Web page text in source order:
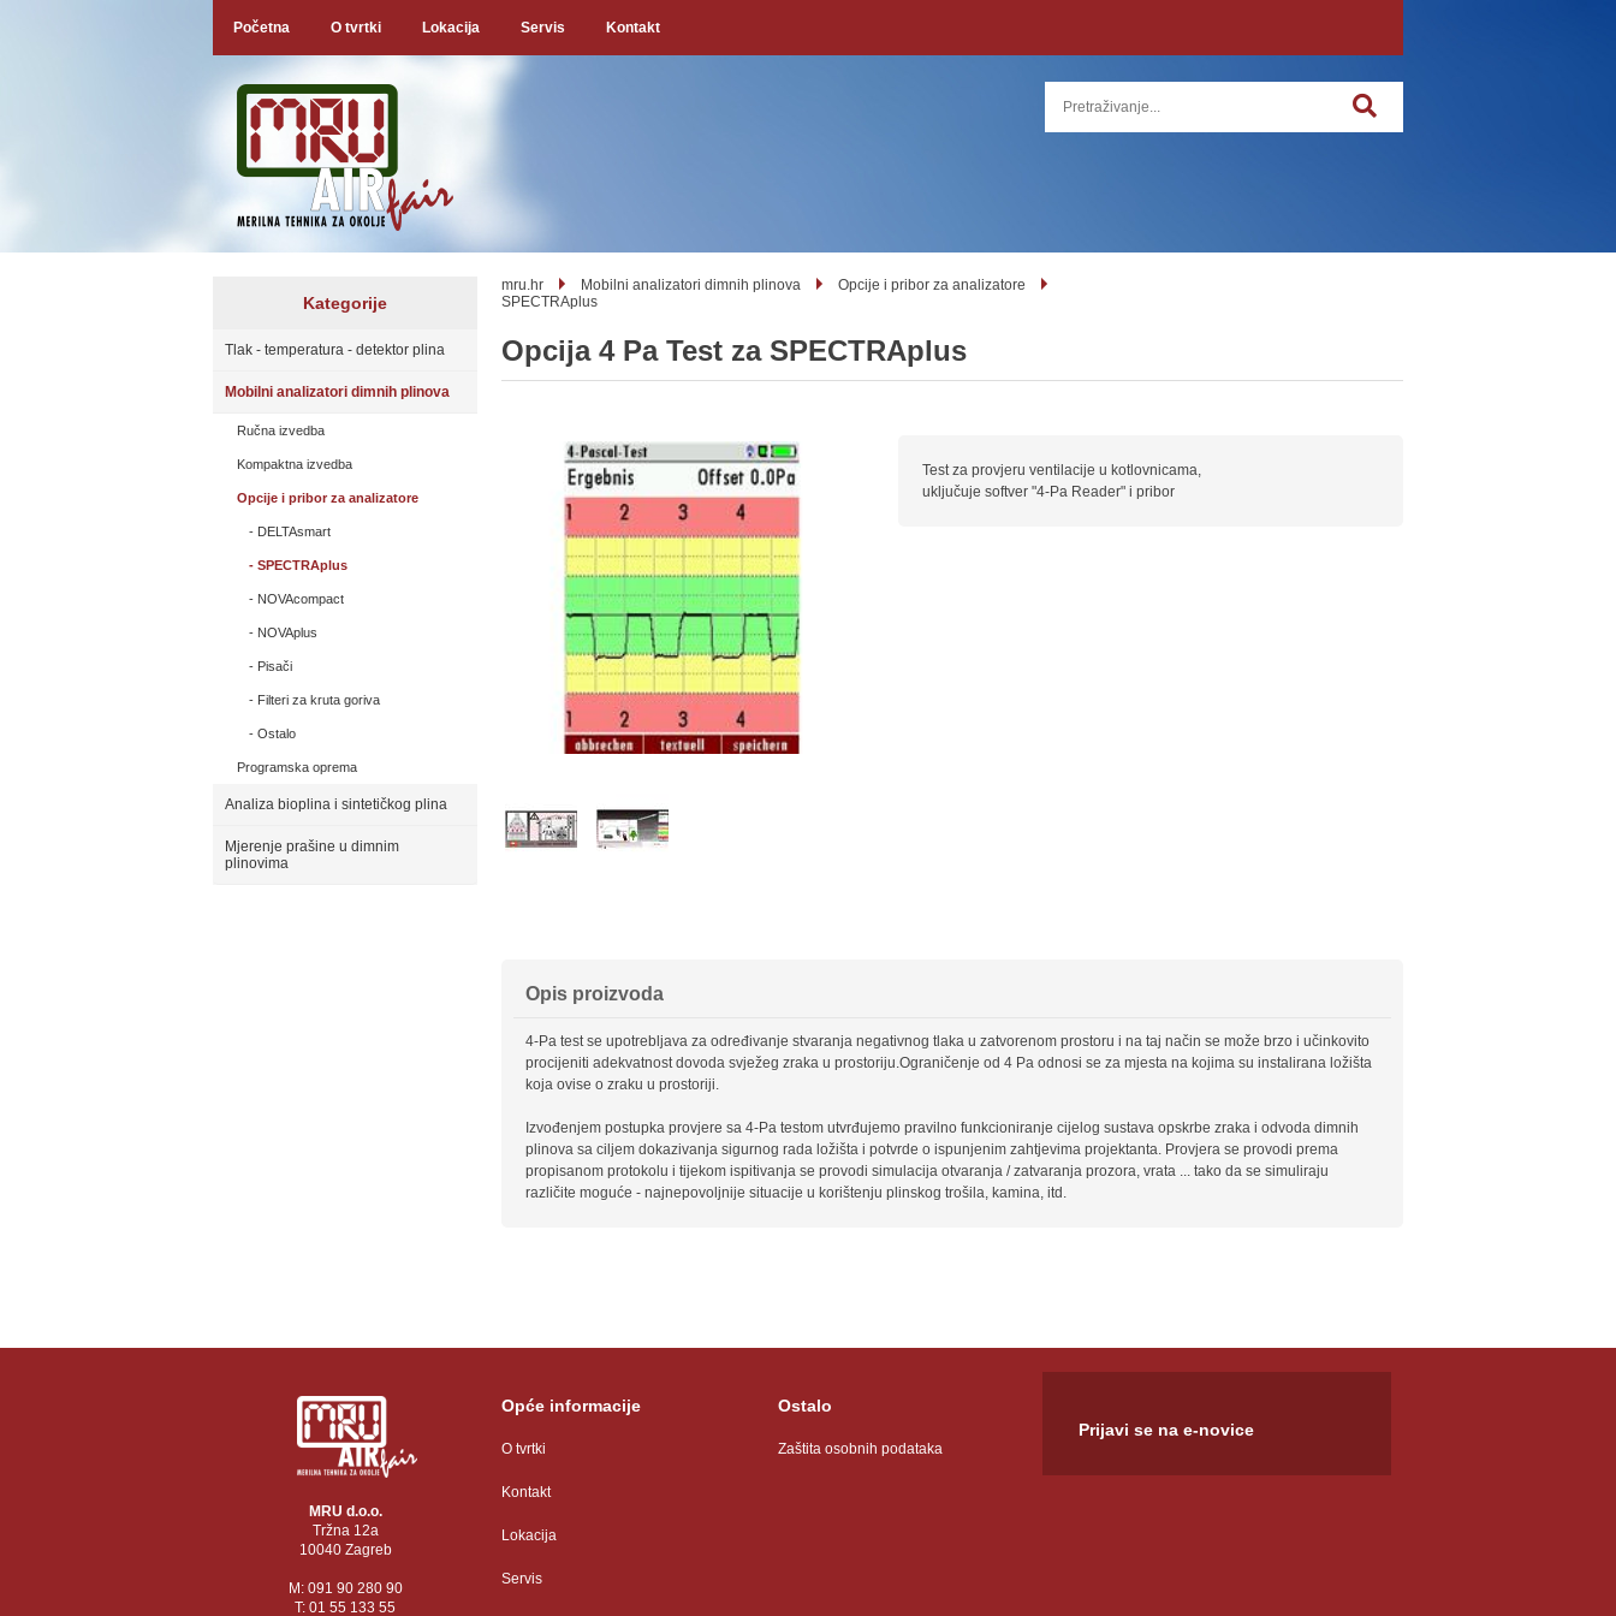
Početna O tvrtki Lokacija Servis Kontakt
Kategorije
Tlak - temperatura - detektor plina
Mobilni analizatori dimnih plinova
Ručna izvedba
Kompaktna izvedba
Opcije i pribor za analizatore
DELTAsmart
SPECTRAplus
NOVAcompact
NOVAplus
Pisači
Filteri za kruta goriva
Ostalo
Programska oprema
Analiza bioplina i sintetičkog plina
Mjerenje prašine u dimnim
plinovima
mru.hr Mobilni analizatori dimnih plinova
Opcije i pribor za analizatore
SPECTRAplus
Opcija 4 Pa Test za SPECTRAplus
Test za provjeru ventilacije u kotlovnicama,
uključuje softver "4-Pa Reader" i pribor
Opis proizvoda
4-Pa test se upotrebljava za određivanje stvaranja negativnog tlaka u zatvorenom prostoru i na taj način se može brzo i učinkovito
procijeniti adekvatnost dovoda svježeg zraka u prostoriju.Ograničenje od 4 Pa odnosi se za mjesta na kojima su instalirana ložišta
koja ovise o zraku u prostoriji.
Izvođenjem postupka provjere sa 4-Pa testom utvrđujemo pravilno funkcioniranje cijelog sustava opskrbe zraka i odvoda dimnih
plinova sa ciljem dokazivanja sigurnog rada ložišta i potvrde o ispunjenim zahtjevima projektanta. Provjera se provodi prema
propisanom protokolu i tijekom ispitivanja se provodi simulacija otvaranja / zatvaranja prozora, vrata ... tako da se simuliraju
različite moguće - najnepovoljnije situacije u korištenju plinskog trošila, kamina, itd.
MRU d.o.o.
Tržna 12a
10040 Zagreb
M: 091 90 280 90
T: 01 55 133 55
Opće informacije
O tvrtki
Kontakt
Lokacija
Servis
Ostalo
Zaštita osobnih podataka
Prijavi se na e-novice